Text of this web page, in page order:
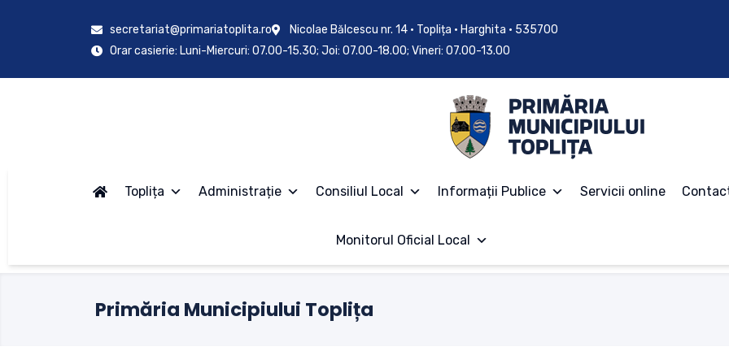
secretariat@primariatoplita.ro
Nicolae Bălcescu nr. 14 • Toplița • Harghita • 535700
Orar casierie: Luni-Miercuri: 07.00-15.30; Joi: 07.00-18.00; Vineri: 07.00-13.00
Toplița Administrație Consiliul Local Informații Publice Servicii online
Monitorul Oficial Local
Primăria Municipiului Toplița